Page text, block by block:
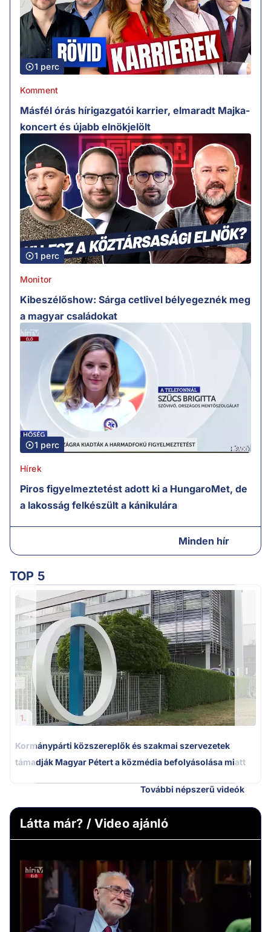
1 perc
Komment
Másfél órás hírigazgatói karrier, elmaradt Majka-
koncert és újabb elnökjelölt
1 perc
Monitor
Kibeszélőshow: Sárga cetlivel bélyegeznék meg
a magyar családokat
1 perc
Hírek
Piros figyelmeztetést adott ki a HungaroMet, de
a lakosság felkészült a kánikulára
Minden hír
TOP 5
1.
Kormánypárti közszereplők és szakmai szervezetek
támadják Magyar Pétert a közmédia befolyásolása miatt
További népszerű videók
Látta már? / Video ajánló